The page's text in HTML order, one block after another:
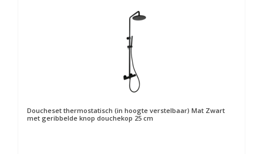
Doucheset thermostatisch (in hoogte verstelbaar) Mat Zwart
met geribbelde knop douchekop 25 cm